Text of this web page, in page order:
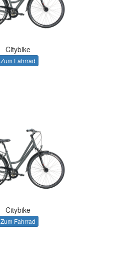
Citybike
Zum Fahrrad
Citybike
Zum Fahrrad